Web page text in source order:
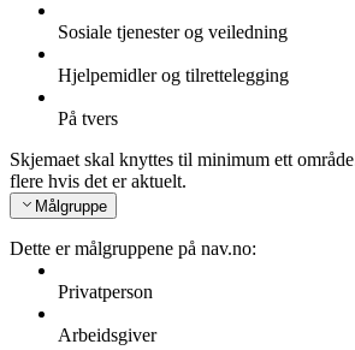
Sosiale tjenester og veiledning
Hjelpemidler og tilrettelegging
På tvers
Skjemaet skal knyttes til minimum ett
flere hvis det er aktuelt.
Målgruppe
Dette er målgruppene på nav.no:
Privatperson
Arbeidsgiver